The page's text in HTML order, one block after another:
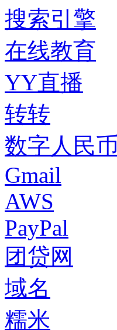
搜索引擎
在线教育
YY直播
转转
数字人民币
Gmail
AWS
PayPal
团贷网
域名
糯米